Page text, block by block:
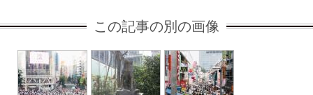
この記事の別の画像